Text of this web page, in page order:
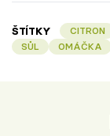
ŠTÍTKY CITRON
SŮL
OMÁČKA